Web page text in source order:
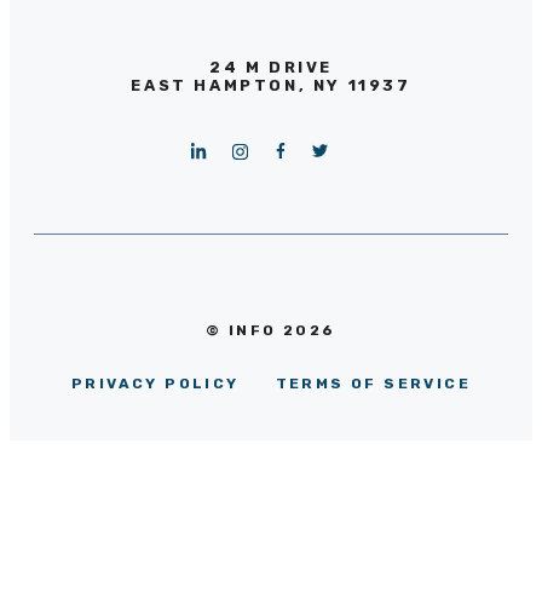
24 M DRIVE
EAST HAMPTON, NY 11937
© INFO 2026
PRIVACY POLICY TERMS OF SERVICE